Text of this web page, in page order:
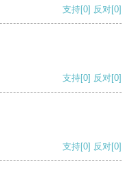
支持[0] 反对[0]
支持[0] 反对[0]
支持[0] 反对[0]